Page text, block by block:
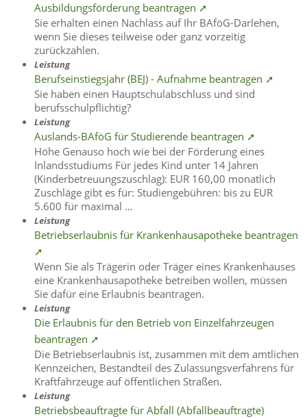
Ausbildungsförderung beantragen ➚
Sie erhalten einen Nachlass auf Ihr BAföG-Darlehen,
wenn Sie dieses teilweise oder ganz vorzeitig
zurückzahlen.
Leistung
Berufseinstiegsjahr (BEJ) - Aufnahme beantragen ➚
Sie haben einen Hauptschulabschluss und sind
berufsschulpflichtig?
Leistung
Auslands-BAföG für Studierende beantragen ➚
Höhe Genauso hoch wie bei der Förderung eines
Inlandsstudiums Für jedes Kind unter 14 Jahren
(Kinderbetreuungszuschlag): EUR 160,00 monatlich
Zuschläge gibt es für: Studiengebühren: bis zu EUR
5.600 für maximal …
Leistung
Betriebserlaubnis für Krankenhausapotheke beantragen
➚
Wenn Sie als Trägerin oder Träger eines Krankenhauses
eine Krankenhausapotheke betreiben wollen, müssen
Sie dafür eine Erlaubnis beantragen.
Leistung
Die Erlaubnis für den Betrieb von Einzelfahrzeugen
beantragen ➚
Die Betriebserlaubnis ist, zusammen mit dem amtlichen
Kennzeichen, Bestandteil des Zulassungsverfahrens für
Kraftfahrzeuge auf öffentlichen Straßen.
Leistung
Betriebsbeauftragte für Abfall (Abfallbeauftragte)